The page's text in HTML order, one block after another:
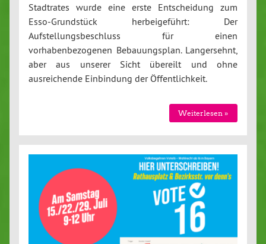
Stadtrates wurde eine erste Entscheidung zum
Esso-Grundstück herbeigeführt: Der
Aufstellungsbeschluss für einen
vorhabenbezogenen Bebauungsplan. Langersehnt,
aber aus unserer Sicht übereilt und ohne
ausreichende Einbindung der Öffentlichkeit.
Weiterlesen »